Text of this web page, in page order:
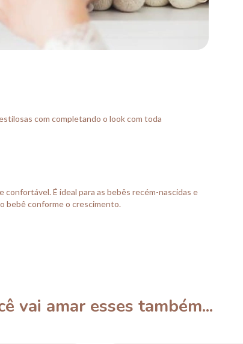
com completando o look com toda
É ideal para as bebês recém-nascidas e
bebê conforme o crescimento.
vai amar esses também...